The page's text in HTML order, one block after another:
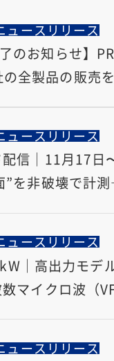
ュースリリース
のお知らせ】
全製品の販売
ュースリリース
配信｜11月17日
”を非破壊で計
ュースリリース
｜高出力モデ
マイクロ波（
ュースリリース